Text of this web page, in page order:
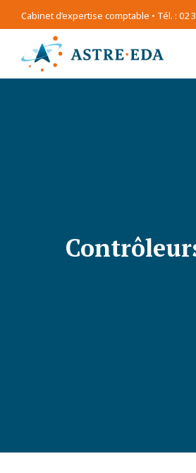
Cabinet d’expertise comptable • Tél. : 02